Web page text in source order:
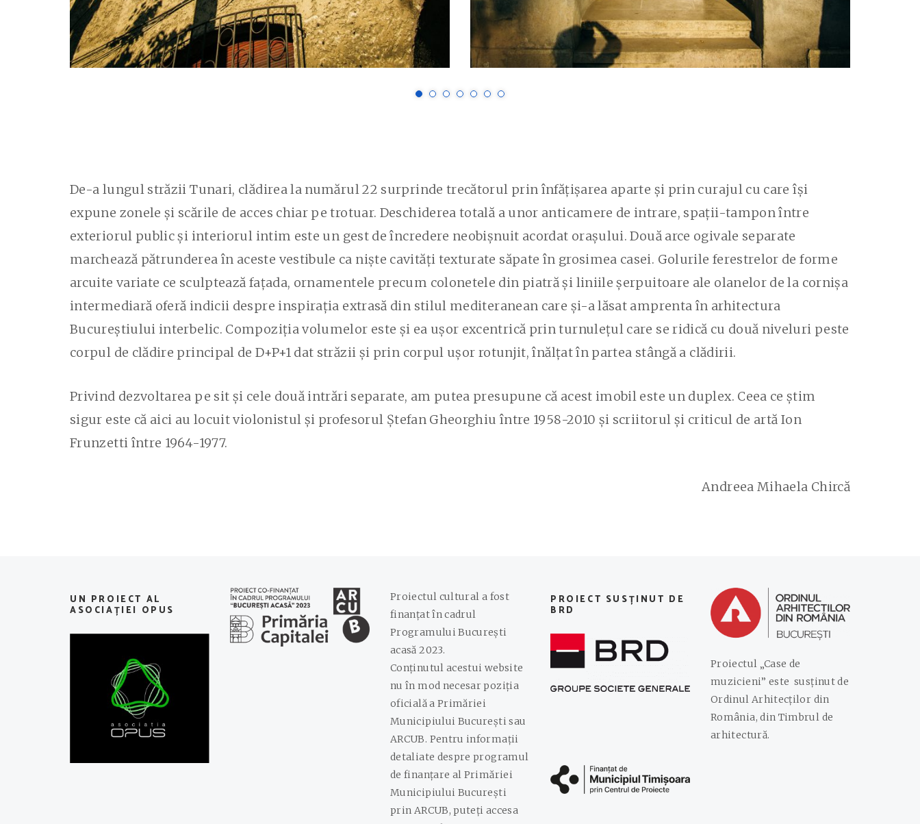
De-a lungul străzii Tunari, clădirea la numărul 22 surprinde trecătorul prin înfățișarea aparte și prin curajul cu care își
expune zonele și scările de acces chiar pe trotuar. Deschiderea totală a unor anticamere de intrare, spații-tampon între
exteriorul public și interiorul intim este un gest de încredere neobișnuit acordat orașului. Două arce ogivale separate
marchează pătrunderea în aceste vestibule ca niște cavități texturate săpate în grosimea casei. Golurile ferestrelor de forme
arcuite variate ce sculptează fațada, ornamentele precum colonetele din piatră și liniile șerpuitoare ale olanelor de la cornișa
intermediară oferă indicii despre inspirația extrasă din stilul mediteranean care și-a lăsat amprenta în arhitectura
Bucureștiului interbelic. Compoziția volumelor este și ea ușor excentrică prin turnulețul care se ridică cu două niveluri peste
corpul de clădire principal de D+P+1 dat străzii și prin corpul ușor rotunjit, înălțat în partea stângă a clădirii.
Privind dezvoltarea pe sit și cele două intrări separate, am putea presupune că acest imobil este un duplex. Ceea ce știm
sigur este că aici au locuit violonistul și profesorul Ștefan Gheorghiu între 1958-2010 și scriitorul și criticul de artă Ion
Frunzetti între 1964-1977.
Andreea Mihaela Chircă
UN PROIECT AL
ASOCIAȚIEI OPUS
Proiectul cultural a fost
finanțat în cadrul
Programului București
acasă 2023.
Conținutul acestui website
nu în mod necesar poziția
oficială a Primăriei
Municipiului București sau
ARCUB. Pentru informații
detaliate despre programul
de finanțare al Primăriei
Municipiului București
prin ARCUB, puteți accesa
PROIECT SUSȚINUT DE
BRD
Proiectul „Case de
muzicieni” este susținut de
Ordinul Arhitecților din
România, din Timbrul de
arhitectură.